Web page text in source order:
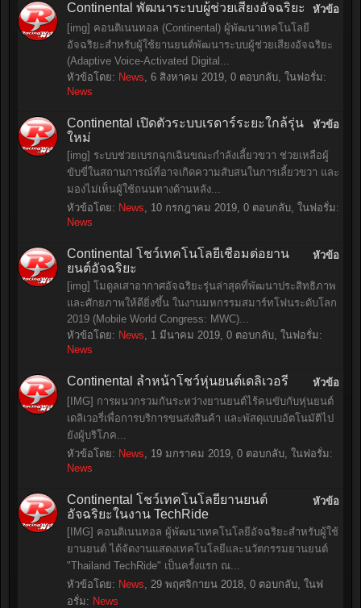
หัวข้อ
Continental พัฒนาระบบผู้ช่วยเสียงอัจฉริยะ
[img] คอนติเนนทอล (Continental) ผู้พัฒนาเทคโนโลยี
อัจฉริยะสําหรับผู้ใช้ยานยนต์พัฒนาระบบผู้ช่วยเสียงอัจฉริยะ
(Adaptive Voice-Activated Digital...
หัวข้อโดย: News, 6 สิงหาคม 2019, 0 ตอบกลับ, ในฟอรั่ม:
News
หัวข้อ
Continental เปิดตัวระบบเรดาร์ระยะใกล้รุ่น
ใหม่
[img] ระบบช่วยเบรกฉุกเฉินขณะกำลังเลี้ยวขวา ช่วยเหลือผู้
ขับขี่ในสถานการณ์ที่อาจเกิดความสับสนในการเลี้ยวขวา และ
มองไม่เห็นผู้ใช้ถนนทางด้านหลัง...
หัวข้อโดย: News, 10 กรกฎาคม 2019, 0 ตอบกลับ, ในฟอรั่ม:
News
หัวข้อ
Continental โชว์เทคโนโลยีเชื่อมต่อยาน
ยนต์อัจฉริยะ
[img] โมดูลเสาอากาศอัจฉริยะรุ่นล่าสุดที่พัฒนาประสิทธิภาพ
และศักยภาพให้ดียิ่งขึ้น ในงานมหกรรมสมาร์ทโฟนระดับโลก
2019 (Mobile World Congress: MWC)...
หัวข้อโดย: News, 1 มีนาคม 2019, 0 ตอบกลับ, ในฟอรั่ม:
News
หัวข้อ
Continental ล้ำหน้าโชว์หุ่นยนต์เดลิเวอรี่
[IMG] การผนวกรวมกันระหว่างยานยนต์ไร้คนขับกับหุ่นยนต์
เดลิเวอรี่เพื่อการบริการขนส่งสินค้า และพัสดุแบบอัตโนมัติไป
ยังผู้บริโภค...
หัวข้อโดย: News, 19 มกราคม 2019, 0 ตอบกลับ, ในฟอรั่ม:
News
หัวข้อ
Continental โชว์เทคโนโลยียานยนต์
อัจฉริยะในงาน TechRide
[IMG] คอนติเนนทอล ผู้พัฒนาเทคโนโลยีอัจฉริยะสำหรับผู้ใช้
ยานยนต์ ได้จัดงานแสดงเทคโนโลยีและนวัตกรรมยานยนต์
"Thailand TechRide" เป็นครั้งแรก ณ...
หัวข้อโดย: News, 29 พฤศจิกายน 2018, 0 ตอบกลับ, ในฟ
อรั่ม: News